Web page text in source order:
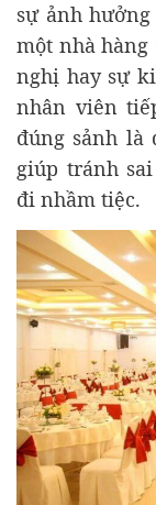
sự ảnh
một nhà
nghị hay sự
nhân viên
đúng sảnh là
giúp tránh
đi nhầm tiệc.